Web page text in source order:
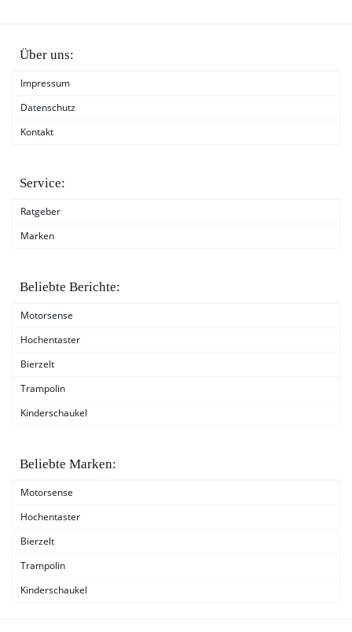
Über uns:
Impressum
Datenschutz
Kontakt
Service:
Ratgeber
Marken
Beliebte Berichte:
Motorsense
Hochentaster
Bierzelt
Trampolin
Kinderschaukel
Beliebte Marken:
Motorsense
Hochentaster
Bierzelt
Trampolin
Kinderschaukel